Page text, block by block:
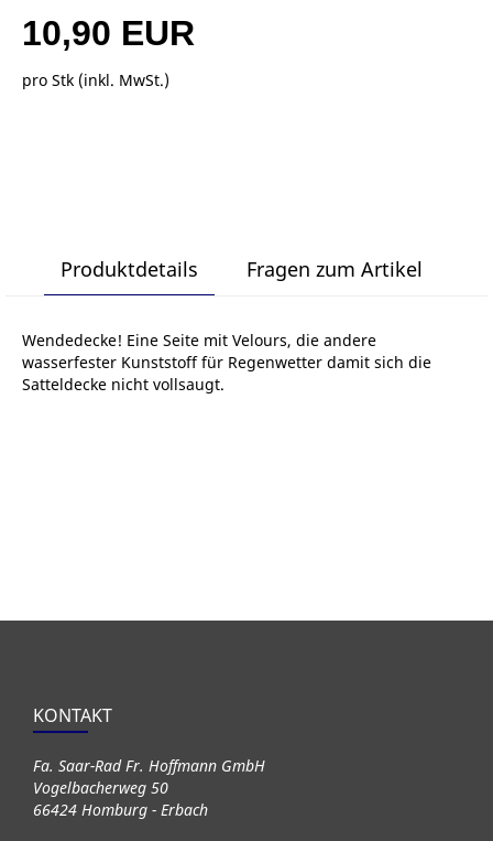
10,90 EUR
pro Stk (inkl. MwSt.)
Produktdetails Fragen zum Artikel
Wendedecke! Eine Seite mit Velours, die andere
wasserfester Kunststoff für Regenwetter damit sich die
Satteldecke nicht vollsaugt.
KONTAKT
Fa. Saar-Rad Fr. Hoffmann GmbH
Vogelbacherweg 50
66424 Homburg - Erbach